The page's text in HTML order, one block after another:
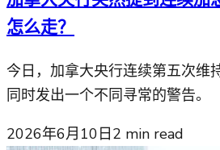
怎么走？
今日，加拿大央行连续第五次维
同时发出一个不同寻常的警告。
2026年6月10日2 min read